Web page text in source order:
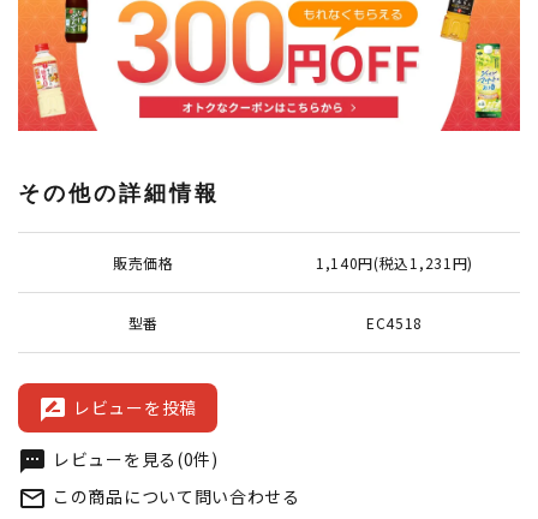
その他の詳細情報
販売価格 1,140円(税込1,231円)
型番 EC4518
rate_review レビューを投稿
textsms レビューを見る(0件)
mail_outline この商品について問い合わせる